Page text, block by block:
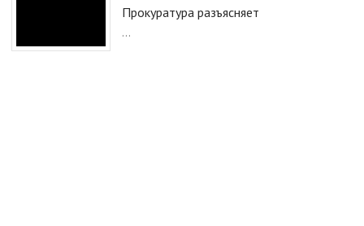
Прокуратура разъясняет
...